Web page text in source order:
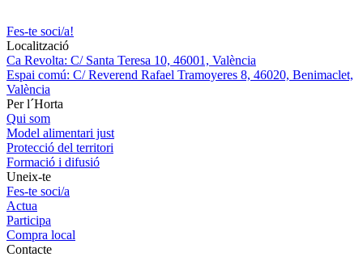
Fes-te soci/a!
Localització
Ca Revolta: C/ Santa Teresa 10, 46001, València
Espai comú: C/ Reverend Rafael Tramoyeres 8, 46020, Benimaclet,
València
Per l´Horta
Qui som
Model alimentari just
Protecció del territori
Formació i difusió
Uneix-te
Fes-te soci/a
Actua
Participa
Compra local
Contacte